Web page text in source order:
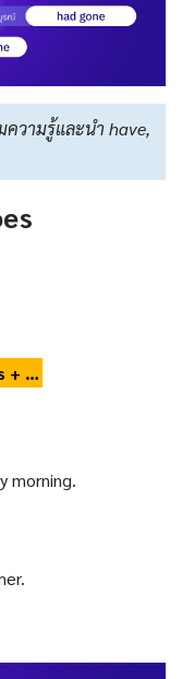
วามรู้และนำ have,
+ …
morning.